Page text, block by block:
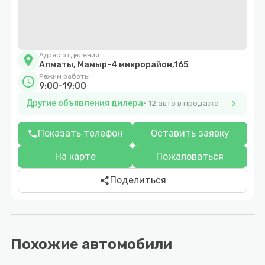
location_on Адрес отделения
Алматы, Мамыр-4 микрорайон,165
schedule Режим работы
9:00-19:00
Другие объявления дилера
12 авто в продаже chevron_right
phoneПоказать телефон Оставить заявку
На карте Пожаловаться
shareПоделиться
Похожие автомобили